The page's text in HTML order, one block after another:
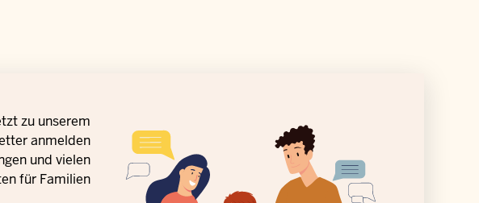
zu unserem
anmelden!
und vielen
für Familien.